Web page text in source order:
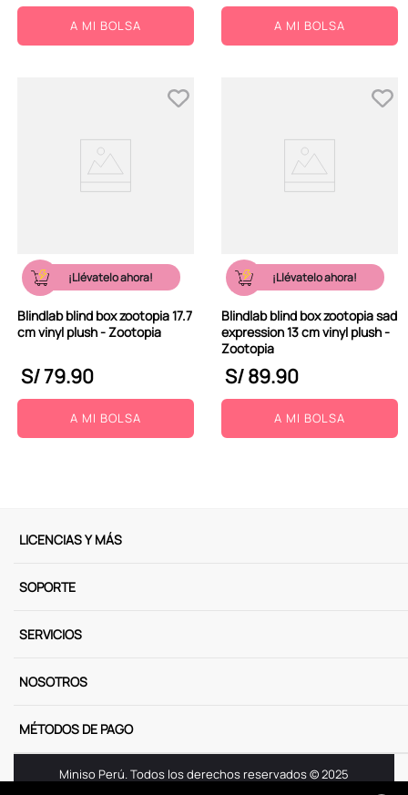
A MI BOLSA A MI BOLSA
¡Llévatelo ahora!
Blindlab blind box zootopia 17.7
cm vinyl plush - Zootopia
S/79.90
A MI BOLSA
¡Llévatelo ahora!
Blindlab blind box zootopia sad
expression 13 cm vinyl plush -
Zootopia
S/89.90
A MI BOLSA
LICENCIAS Y MÁS
SOPORTE
SERVICIOS
NOSOTROS
MÉTODOS DE PAGO
Miniso Perú. Todos los derechos reservados © 2025